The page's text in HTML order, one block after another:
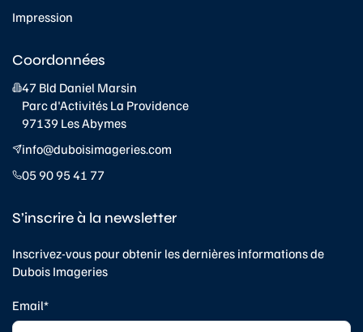
Impression
Coordonnées
47 Bld Daniel Marsin
Parc d'Activités La Providence
97139 Les Abymes
info@duboisimageries.com
05 90 95 41 77
S’inscrire à la newsletter
Inscrivez-vous pour obtenir les dernières informations de
Dubois Imageries
Email*